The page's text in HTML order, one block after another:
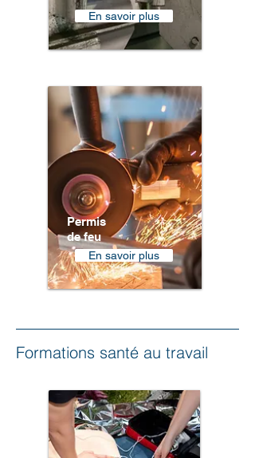
En savoir plus
Permis
de feu
En savoir plus
Formations santé au travail